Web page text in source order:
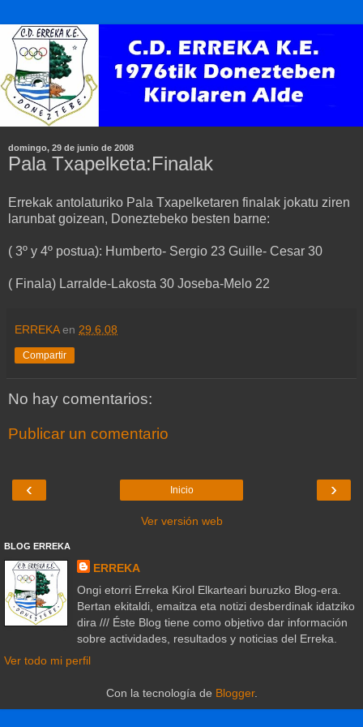
domingo, 29 de junio de 2008
Pala Txapelketa:Finalak
Errekak antolaturiko Pala Txapelketaren finalak jokatu ziren
larunbat goizean, Doneztebeko besten barne:
( 3º y 4º postua): Humberto- Sergio 23 Guille- Cesar 30
( Finala) Larralde-Lakosta 30 Joseba-Melo 22
ERREKA en 29.6.08
Compartir
No hay comentarios:
Publicar un comentario
‹ ›
Inicio
Ver versión web
BLOG ERREKA
ERREKA
Ongi etorri Erreka Kirol Elkarteari buruzko Blog-era.
Bertan ekitaldi, emaitza eta notizi desberdinak idatziko
dira /// Éste Blog tiene como objetivo dar información
sobre actividades, resultados y noticias del Erreka.
Ver todo mi perfil
Con la tecnología de Blogger.